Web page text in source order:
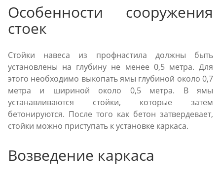
Особенности сооружения
стоек
Стойки навеса из профнастила должны быть
установлены на глубину не менее 0,5 метра. Для
этого необходимо выкопать ямы глубиной около 0,7
метра и шириной около 0,5 метра. В ямы
устанавливаются стойки, которые затем
бетонируются. После того как бетон затвердевает,
стойки можно приступать к установке каркаса.
Возведение каркаса